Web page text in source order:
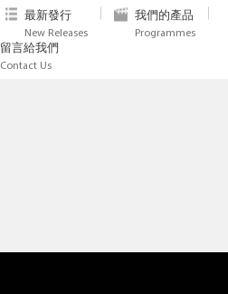
最新發行
New Releases
我們的產品
Programmes
留言給我們
Contact Us